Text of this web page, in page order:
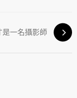
是一名攝影師